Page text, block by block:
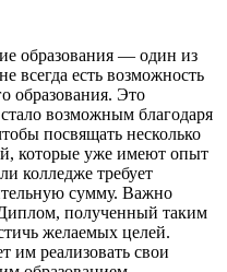
образования — один из
всегда есть возможность
образования. Это
возможным благодаря
посвящать несколько
которые уже имеют опыт
колледже требует
сумму. Важно
Диплом, полученный таким
желаемых целей.
им реализовать свои